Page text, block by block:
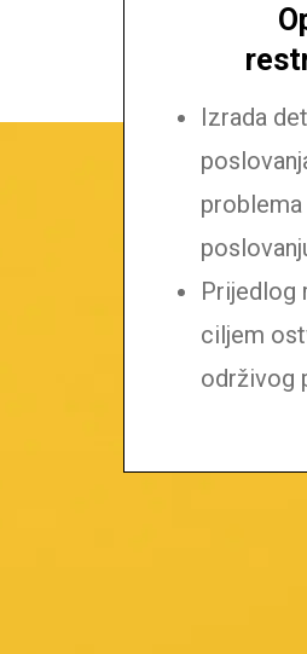
Izrada
Prijedlog
ciljem
održivog